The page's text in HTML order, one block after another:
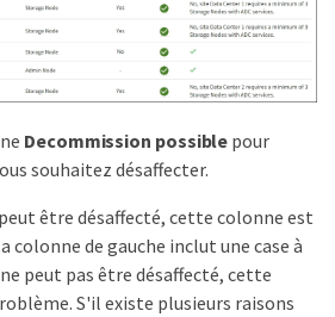
Decommission possible pour
souhaitez désaffecter.
être désaffecté, cette colonne est
colonne de gauche inclut une case à
peut pas être désaffecté, cette
S'il existe plusieurs raisons